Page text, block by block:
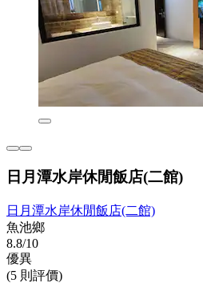
日月潭水岸休閒飯店(二館)
日月潭水岸休閒飯店(二館)
魚池鄉
8.8/10
優異
(5 則評價)